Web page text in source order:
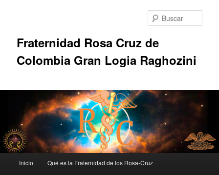
Fraternidad Rosa Cruz de
Colombia Gran Logia Raghozini
principal
Inicio Qué es la Fraternidad de los Rosa-Cruz